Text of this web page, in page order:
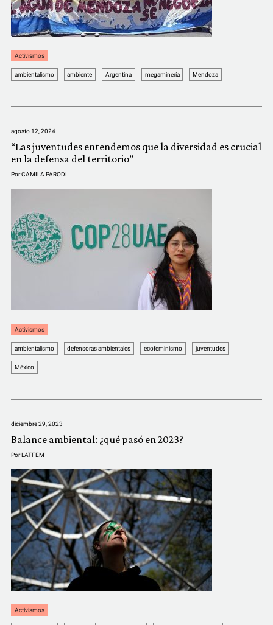
Activismos
ambientalismo ambiente Argentina megaminería Mendoza
agosto 12, 2024
“Las juventudes entendemos que la diversidad es crucial
en la defensa del territorio”
PorCAMILA PARODI
Activismos
ambientalismo defensoras ambientales ecofeminismo juventudes
México
diciembre 29, 2023
Balance ambiental: ¿qué pasó en 2023?
PorLATFEM
Activismos